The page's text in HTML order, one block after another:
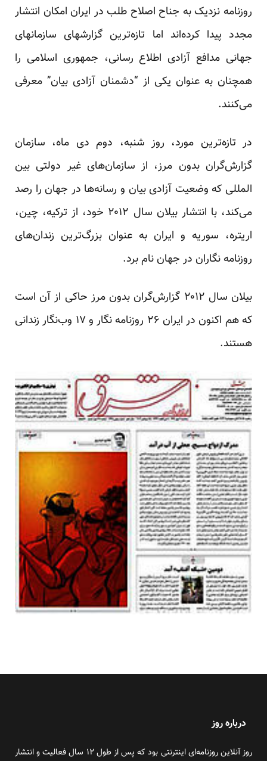
روزنامه نزدیک به جناح اصلاح طلب در ایران امکان انتشار
مجدد پیدا کرده‌اند اما تازه‌ترین گزارشهای سازمانهای
جهانی مدافع آزادی اطلاع رسانی، جمهوری اسلامی را
همچنان به عنوان یکی از “دشمنان آزادی بیان” معرفی
می‌کنند.
در تازه‌ترین مورد، روز شنبه، دوم دی ماه، سازمان
گزارش‌گران بدون مرز، از سازمان‌های غیر دولتی بین
المللی که وضعیت آزادی بیان و رسانه‌ها در جهان را رصد
می‌کند، با انتشاربیلان سال
خود، از ترکیه، چین،
اریتره، سوریه و ایران به عنوان بزرگ‌ترین زندان‌های
روزنامه نگاران در جهان نام برد.
بیلان سال ۲۰۱۲ گزارش‌گران بدون مرز حاکی از آن است
که هم اکنون در ایران ۲۶ روزنامه نگار و ۱۷ وب‌نگار زندانی
هستند.
درباره روز
روز آنلاین روزنامه‌ای اینترنتی بود که پس از طول ۱۲ سال فعالیت و انتشار